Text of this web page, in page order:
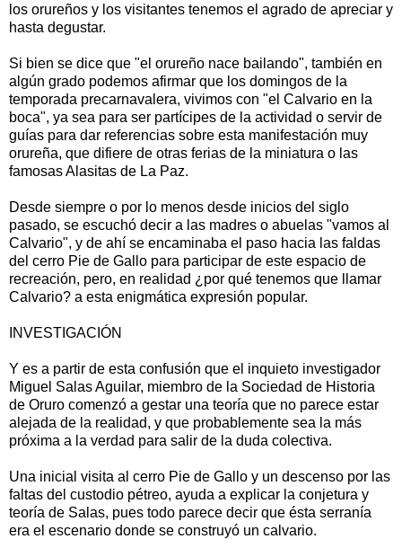
los orureños y los visitantes tenemos el agrado de apreciar y
hasta degustar.
Si bien se dice que "el orureño nace bailando", también en
algún grado podemos afirmar que los domingos de la
temporada precarnavalera, vivimos con "el Calvario en la
boca", ya sea para ser partícipes de la actividad o servir de
guías para dar referencias sobre esta manifestación muy
orureña, que difiere de otras ferias de la miniatura o las
famosas Alasitas de La Paz.
Desde siempre o por lo menos desde inicios del siglo
pasado, se escuchó decir a las madres o abuelas "vamos al
Calvario", y de ahí se encaminaba el paso hacia las faldas
del cerro Pie de Gallo para participar de este espacio de
recreación, pero, en realidad ¿por qué tenemos que llamar
Calvario? a esta enigmática expresión popular.
INVESTIGACIÓN
Y es a partir de esta confusión que el inquieto investigador
Miguel Salas Aguilar, miembro de la Sociedad de Historia
de Oruro comenzó a gestar una teoría que no parece estar
alejada de la realidad, y que probablemente sea la más
próxima a la verdad para salir de la duda colectiva.
Una inicial visita al cerro Pie de Gallo y un descenso por las
faltas del custodio pétreo, ayuda a explicar la conjetura y
teoría de Salas, pues todo parece decir que ésta serranía
era el escenario donde se construyó un calvario.